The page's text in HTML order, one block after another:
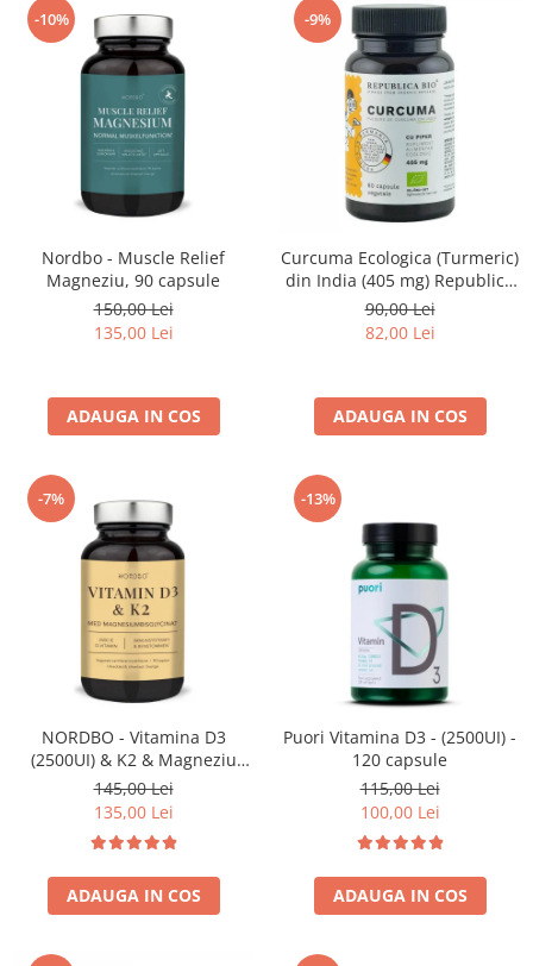
-10%
Nordbo - Muscle Relief
Magneziu, 90 capsule
150,00 Lei
135,00 Lei
ADAUGA IN COS
-9%
Curcuma Ecologica (Turmeric)
din India (405 mg) Republica
BIO, 60 capsule
90,00 Lei
82,00 Lei
ADAUGA IN COS
-7%
NORDBO - Vitamina D3
(2500UI) & K2 & Magneziu
Bisglicinat - 90 capsule
145,00 Lei
135,00 Lei
ADAUGA IN COS
-13%
Puori Vitamina D3 - (2500UI) -
120 capsule
115,00 Lei
100,00 Lei
ADAUGA IN COS